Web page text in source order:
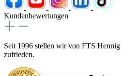
Kundenbewertungen
Seit 1996 stellen wir von FTS
zufrieden.